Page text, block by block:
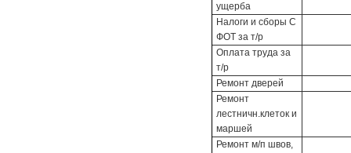
ущерба
Налоги и сборы С
ФОТ за т/р
Оплата труда за
т/р
Ремонт дверей
Ремонт
лестничн.клеток и
маршей
Ремонт м/п швов,